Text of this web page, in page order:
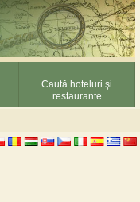
Caută hoteluri şi
restaurante